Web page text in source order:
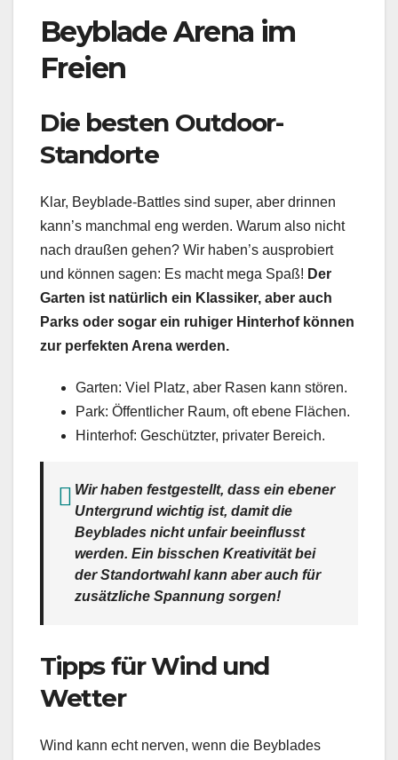
Beyblade Arena im
Freien
Die besten Outdoor-
Standorte
Klar, Beyblade-Battles sind super, aber drinnen
kann’s manchmal eng werden. Warum also nicht
nach draußen gehen? Wir haben’s ausprobiert
und können sagen: Es macht mega Spaß! Der
Garten ist natürlich ein Klassiker, aber auch
Parks oder sogar ein ruhiger Hinterhof können
zur perfekten Arena werden.
Garten: Viel Platz, aber Rasen kann stören.
Park: Öffentlicher Raum, oft ebene Flächen.
Hinterhof: Geschützter, privater Bereich.
Wir haben festgestellt, dass ein ebener
Untergrund wichtig ist, damit die
Beyblades nicht unfair beeinflusst
werden. Ein bisschen Kreativität bei
der Standortwahl kann aber auch für
zusätzliche Spannung sorgen!
Tipps für Wind und
Wetter
Wind kann echt nerven, wenn die Beyblades